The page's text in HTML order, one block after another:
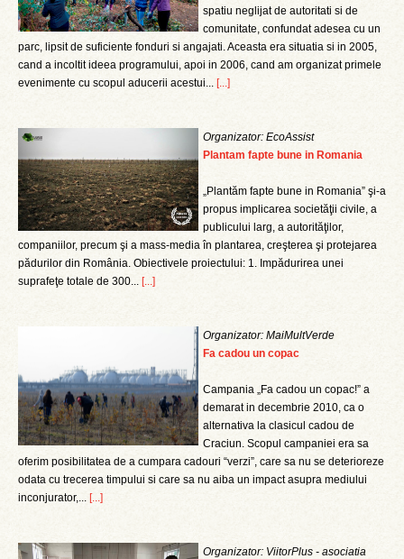
spatiu neglijat de autoritati si de
comunitate, confundat adesea cu un
parc, lipsit de suficiente fonduri si angajati. Aceasta era situatia si in 2005,
cand a incoltit ideea programului, apoi in 2006, cand am organizat primele
evenimente cu scopul aducerii acestui... [...]
Organizator: EcoAssist
Plantam fapte bune in Romania
„Plantăm fapte bune in Romania” şi-a
propus implicarea societăţii civile, a
publicului larg, a autorităţilor,
companiilor, precum şi a mass-media în plantarea, creşterea şi protejarea
pădurilor din România. Obiectivele proiectului: 1. Impădurirea unei
suprafeţe totale de 300... [...]
Organizator: MaiMultVerde
Fa cadou un copac
Campania „Fa cadou un copac!” a
demarat in decembrie 2010, ca o
alternativa la clasicul cadou de
Craciun. Scopul campaniei era sa
oferim posibilitatea de a cumpara cadouri “verzi”, care sa nu se deterioreze
odata cu trecerea timpului si care sa nu aiba un impact asupra mediului
inconjurator,... [...]
Organizator: ViitorPlus - asociatia